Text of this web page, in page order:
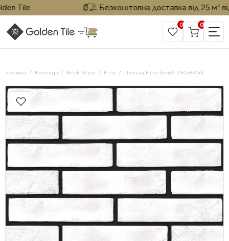
Tile Безкоштовна доставка від 25 м² від
САЙТ КОМПАНІЇ
0 0
Головна Колекції Brick Style Fino Плитка Fino білий 250х60х6